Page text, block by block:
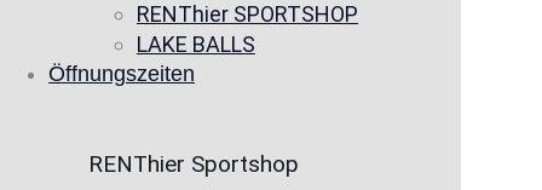
RENThier SPORTSHOP
LAKE BALLS
Öffnungszeiten
RENThier Sportshop